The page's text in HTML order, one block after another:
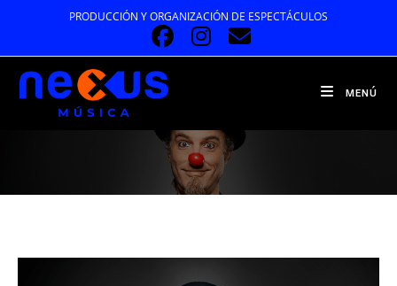
contenido
PRODUCCIÓN Y ORGANIZACIÓN DE ESPECTÁCULOS
MENÚ